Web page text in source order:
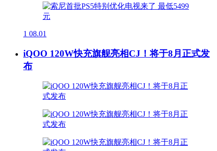
1 08.01
iQOO 120W快充旗舰亮相CJ！将于8月正式发
布